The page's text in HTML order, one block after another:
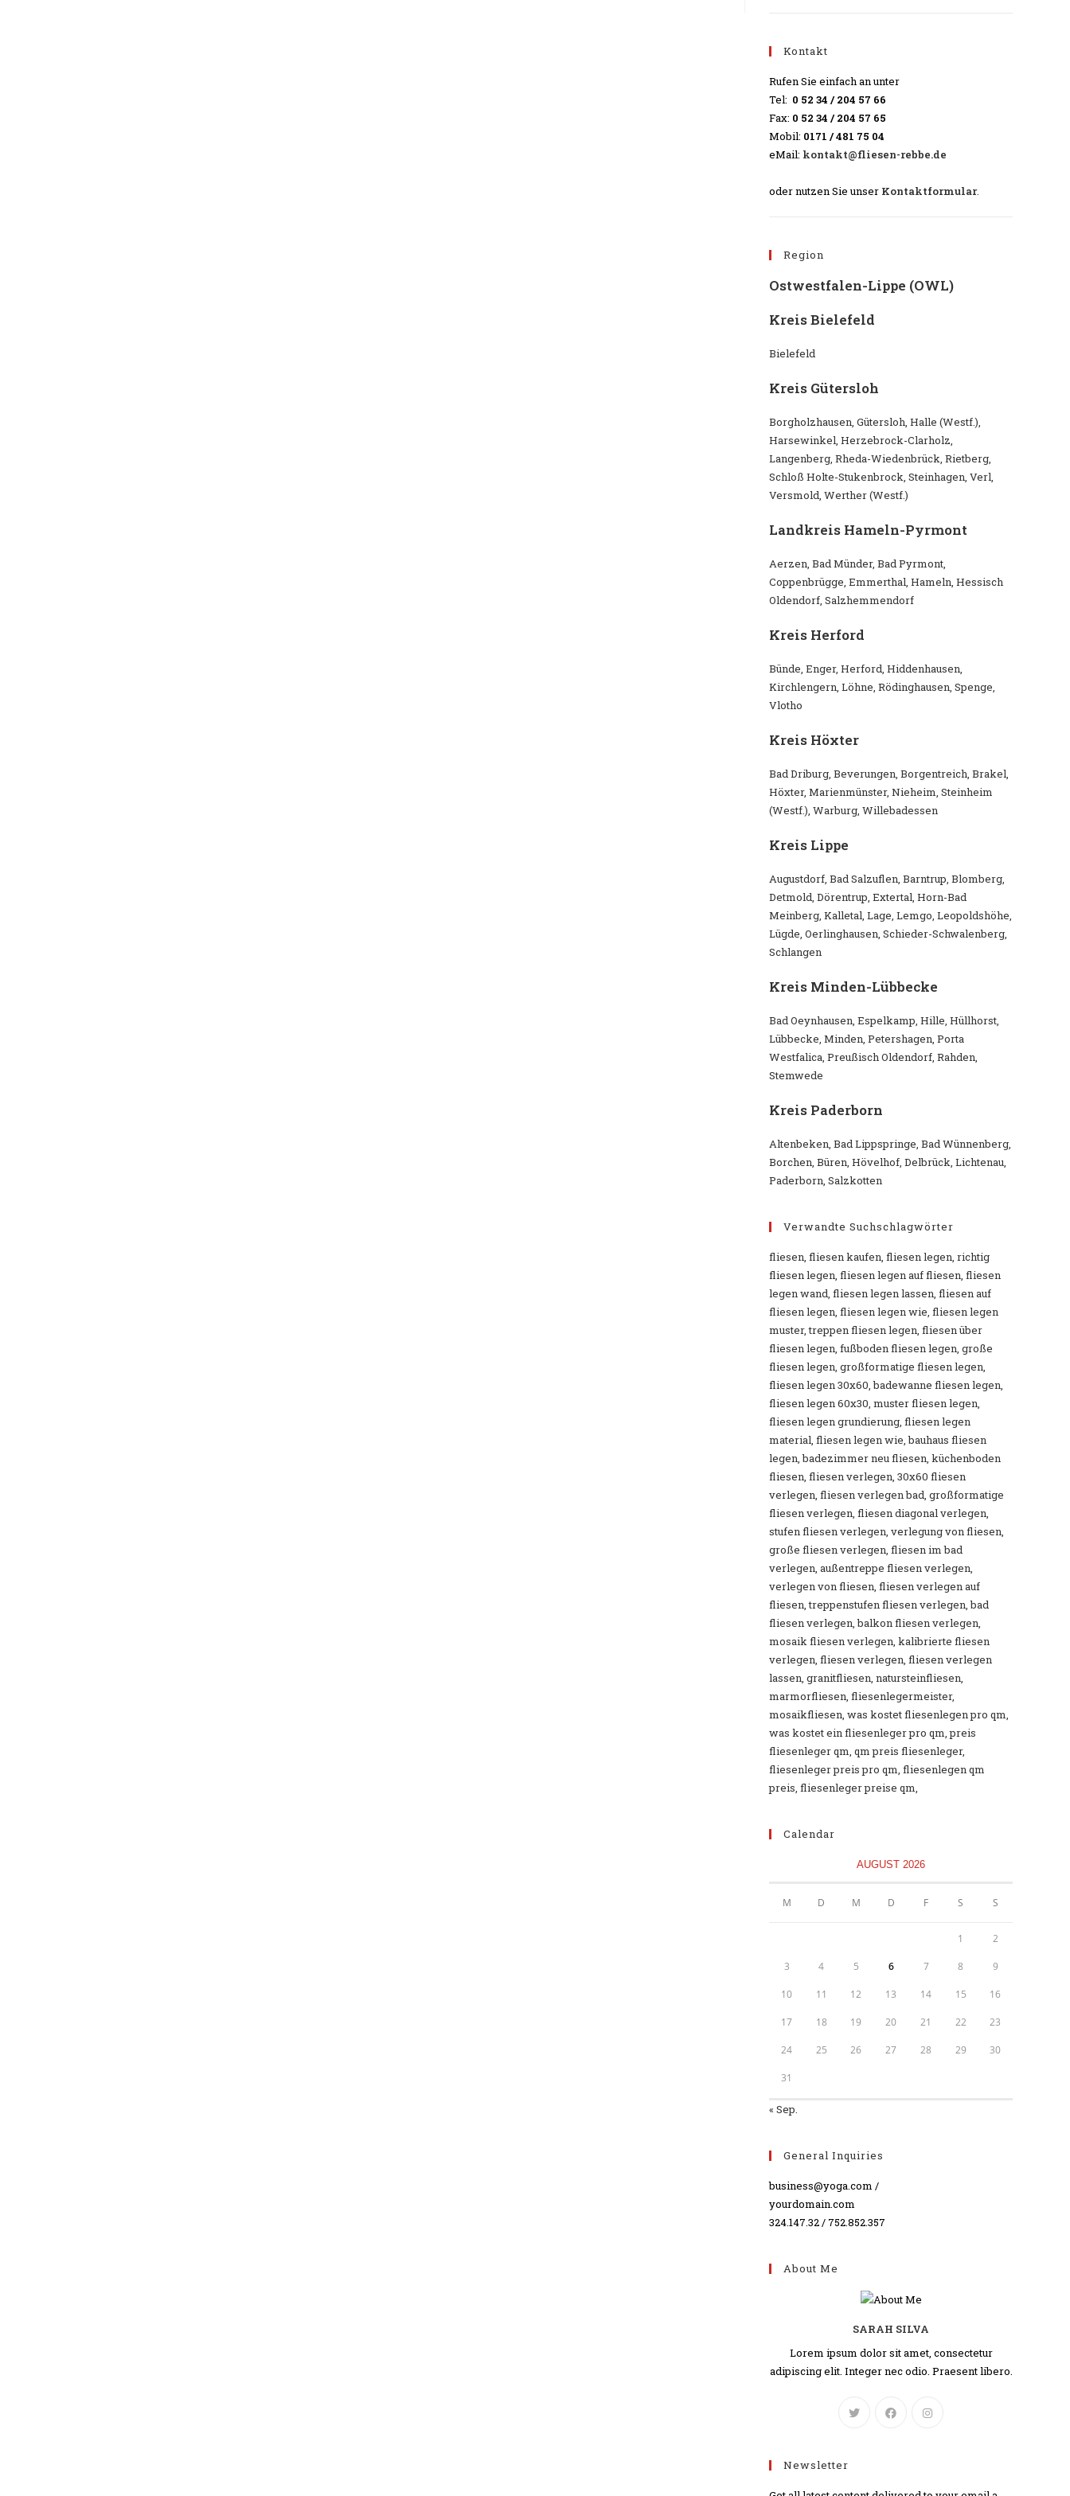
Kontakt
Rufen Sie einfach an unter
Tel: 0 52 34 / 204 57 66
Fax: 0 52 34 / 204 57 65
Mobil: 0171 / 481 75 04
eMail: kontakt@fliesen-rebbe.de
oder nutzen Sie unser Kontaktformular.
Region
Ostwestfalen-Lippe (OWL)
Kreis Bielefeld
Bielefeld
Kreis Gütersloh
Borgholzhausen, Gütersloh, Halle (Westf.),
Harsewinkel, Herzebrock-Clarholz,
Langenberg, Rheda-Wiedenbrück, Rietberg,
Schloß Holte-Stukenbrock, Steinhagen, Verl,
Versmold, Werther (Westf.)
Landkreis Hameln-Pyrmont
Aerzen, Bad Münder, Bad Pyrmont,
Coppenbrügge, Emmerthal, Hameln, Hessisch
Oldendorf, Salzhemmendorf
Kreis Herford
Bünde, Enger, Herford, Hiddenhausen,
Kirchlengern, Löhne, Rödinghausen, Spenge,
Vlotho
Kreis Höxter
Bad Driburg, Beverungen, Borgentreich, Brakel,
Höxter, Marienmünster, Nieheim, Steinheim
(Westf.), Warburg, Willebadessen
Kreis Lippe
Augustdorf, Bad Salzuflen, Barntrup, Blomberg,
Detmold, Dörentrup, Extertal, Horn-Bad
Meinberg, Kalletal, Lage, Lemgo, Leopoldshöhe,
Lügde, Oerlinghausen, Schieder-Schwalenberg,
Schlangen
Kreis Minden-Lübbecke
Bad Oeynhausen, Espelkamp, Hille, Hüllhorst,
Lübbecke, Minden, Petershagen, Porta
Westfalica, Preußisch Oldendorf, Rahden,
Stemwede
Kreis Paderborn
Altenbeken, Bad Lippspringe, Bad Wünnenberg,
Borchen, Büren, Hövelhof, Delbrück, Lichtenau,
Paderborn, Salzkotten
Verwandte Suchschlagwörter
fliesen, fliesen kaufen, fliesen legen, richtig
fliesen legen, fliesen legen auf fliesen, fliesen
legen wand, fliesen legen lassen, fliesen auf
fliesen legen, fliesen legen wie, fliesen legen
muster, treppen fliesen legen, fliesen über
fliesen legen, fußboden fliesen legen, große
fliesen legen, großformatige fliesen legen,
fliesen legen 30x60, badewanne fliesen legen,
fliesen legen 60x30, muster fliesen legen,
fliesen legen grundierung, fliesen legen
material, fliesen legen wie, bauhaus fliesen
legen, badezimmer neu fliesen, küchenboden
fliesen, fliesen verlegen, 30x60 fliesen
verlegen, fliesen verlegen bad, großformatige
fliesen verlegen, fliesen diagonal verlegen,
stufen fliesen verlegen, verlegung von fliesen,
große fliesen verlegen, fliesen im bad
verlegen, außentreppe fliesen verlegen,
verlegen von fliesen, fliesen verlegen auf
fliesen, treppenstufen fliesen verlegen, bad
fliesen verlegen, balkon fliesen verlegen,
mosaik fliesen verlegen, kalibrierte fliesen
verlegen, fliesen verlegen, fliesen verlegen
lassen, granitfliesen, natursteinfliesen,
marmorfliesen, fliesenlegermeister,
mosaikfliesen, was kostet fliesenlegen pro qm,
was kostet ein fliesenleger pro qm, preis
fliesenleger qm, qm preis fliesenleger,
fliesenleger preis pro qm, fliesenlegen qm
preis, fliesenleger preise qm,
Calendar
AUGUST 2026
M D M D F S S
1 2
3 4 5 6 7 8 9
10 11 12 13 14 15 16
17 18 19 20 21 22 23
24 25 26 27 28 29 30
31
« Sep.
General Inquiries
business@yoga.com /
yourdomain.com
324.147.32 / 752.852.357
About Me
SARAH SILVA
Lorem ipsum dolor sit amet, consectetur
adipiscing elit. Integer nec odio. Praesent libero.
Newsletter